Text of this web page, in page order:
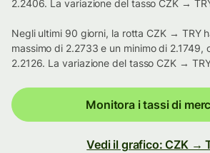
2.2406. La variazione del tasso CZK →
Negli ultimi 90 giorni, la rotta CZK → TRY
massimo di 2.2733 e un minimo di 2.1749,
2.2126. La variazione del tasso CZK →
Monitora i tassi di
Vedi il grafico: CZK →